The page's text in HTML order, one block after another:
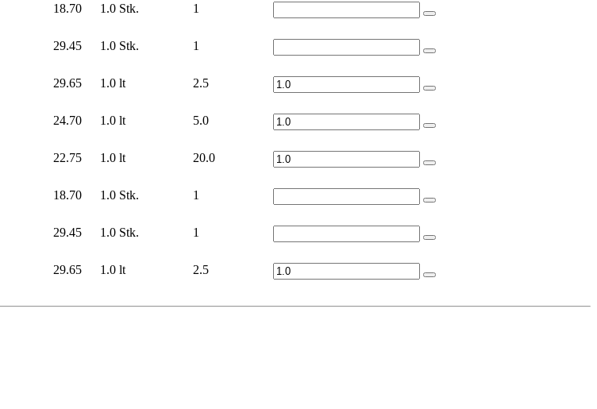
18.70 1.0 Stk.
1
29.45 1.0 Stk.
1
29.65 1.0 lt
2.5
24.70 1.0 lt
5.0
22.75 1.0 lt
20.0
18.70 1.0 Stk.
1
29.45 1.0 Stk.
1
29.65 1.0 lt
2.5